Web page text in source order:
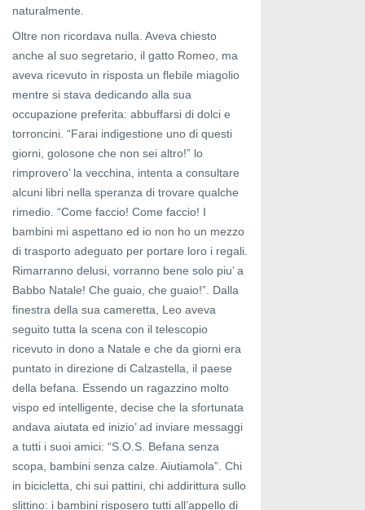
naturalmente.
Oltre non ricordava nulla. Aveva chiesto
anche al suo segretario, il gatto Romeo, ma
aveva ricevuto in risposta un flebile miagolio
mentre si stava dedicando alla sua
occupazione preferita: abbuffarsi di dolci e
torroncini. “Farai indigestione uno di questi
giorni, golosone che non sei altro!” lo
rimprovero’ la vecchina, intenta a consultare
alcuni libri nella speranza di trovare qualche
rimedio. “Come faccio! Come faccio! I
bambini mi aspettano ed io non ho un mezzo
di trasporto adeguato per portare loro i regali.
Rimarranno delusi, vorranno bene solo piu’ a
Babbo Natale! Che guaio, che guaio!”. Dalla
finestra della sua cameretta, Leo aveva
seguito tutta la scena con il telescopio
ricevuto in dono a Natale e che da giorni era
puntato in direzione di Calzastella, il paese
della befana. Essendo un ragazzino molto
vispo ed intelligente, decise che la sfortunata
andava aiutata ed inizio’ ad inviare messaggi
a tutti i suoi amici: “S.O.S. Befana senza
scopa, bambini senza calze. Aiutiamola”. Chi
in bicicletta, chi sui pattini, chi addirittura sullo
slittino: i bambini risposero tutti all’appello di